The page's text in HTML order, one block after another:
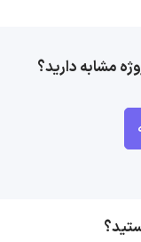
مشابه دارید؟